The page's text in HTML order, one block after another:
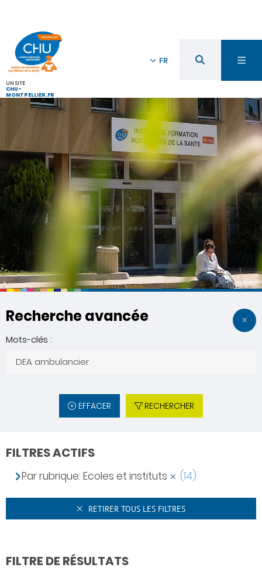
UN SITE
CHU-
MONTPELLIER.FR
FR
Recherche avancée
Mots-clés :
EFFACER RECHERCHER
FILTRES ACTIFS
Par rubrique: Ecoles et instituts (14)
RETIRER TOUS LES FILTRES
FILTRE DE RÉSULTATS